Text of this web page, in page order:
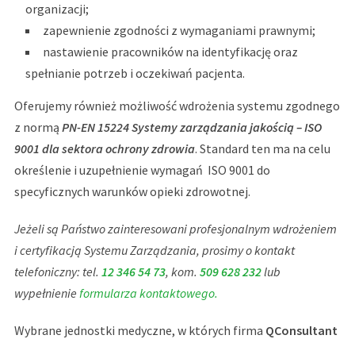
organizacji;
zapewnienie zgodności z wymaganiami prawnymi;
nastawienie pracowników na identyfikację oraz
spełnianie potrzeb i oczekiwań pacjenta.
Oferujemy również możliwość wdrożenia systemu zgodnego
z normą PN-EN 15224 Systemy zarządzania jakością – ISO
9001 dla sektora ochrony zdrowia. Standard ten ma na celu
określenie i uzupełnienie wymagań ISO 9001 do
specyficznych warunków opieki zdrowotnej.
Jeżeli są Państwo zainteresowani profesjonalnym wdrożeniem
i certyfikacją Systemu Zarządzania, prosimy o kontakt
telefoniczny: tel. 12 346 54 73, kom. 509 628 232lub
wypełnienie formularza kontaktowego.
Wybrane jednostki medyczne, w których firma QConsultant